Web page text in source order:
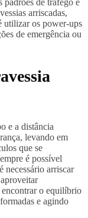
padrões de tráfego e
arriscadas,
utilizar os power-ups
de emergência ou
e a distância
levando em
que se
é possível
necessário arriscar
encontrar o equilíbrio
e agindo